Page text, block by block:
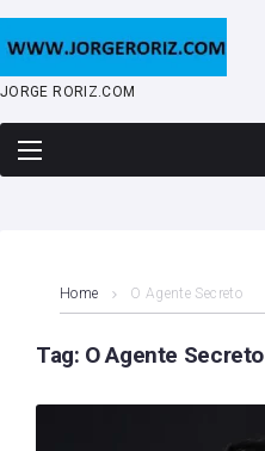
content
JORGE RORIZ.COM
Home O Agente Secreto
Tag: O Agente Secreto